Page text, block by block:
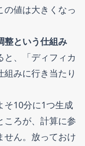
の値は大きくなっ
という仕組み
と、「ディフィカ
みに行き当たり
そ10分に1つ生成
ころが、計算に参
せん。放っておけ